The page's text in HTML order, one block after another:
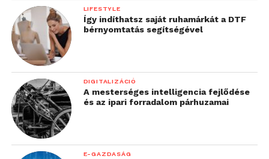
LIFESTYLE
Így indíthatsz saját ruhamárkát a DTF
bérnyomtatás segítségével
DIGITALIZÁCIÓ
A mesterséges intelligencia fejlődése
és az ipari forradalom párhuzamai
E-GAZDASÁG